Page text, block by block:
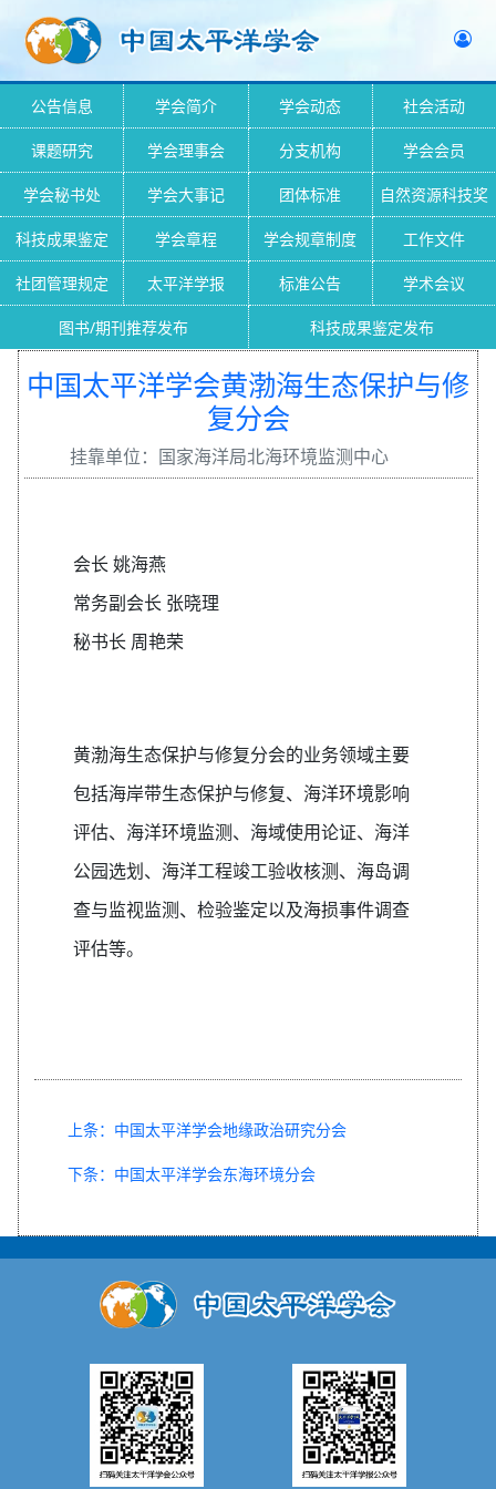
公告信息 学会简介 学会动态 社会活动
课题研究 学会理事会 分支机构 学会会员
学会秘书处 学会大事记 团体标准 自然资源科技奖
科技成果鉴定 学会章程 学会规章制度 工作文件
社团管理规定 太平洋学报 标准公告 学术会议
图书/期刊推荐发布 科技成果鉴定发布
中国太平洋学会黄渤海生态保护与修
复分会
挂靠单位：国家海洋局北海环境监测中心
会长 姚海燕
常务副会长 张晓理
秘书长 周艳荣
黄渤海生态保护与修复分会的业务领域主要
包括海岸带生态保护与修复、海洋环境影响
评估、海洋环境监测、海域使用论证、海洋
公园选划、海洋工程竣工验收核测、海岛调
查与监视监测、检验鉴定以及海损事件调查
评估等。
上条：中国太平洋学会地缘政治研究分会
下条：中国太平洋学会东海环境分会